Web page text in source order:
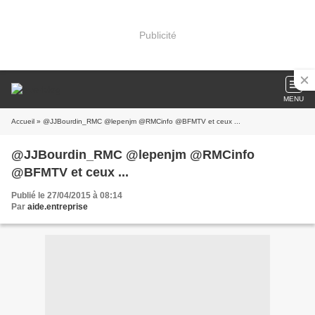
Publicité
MENU
Accueil » @JJBourdin_RMC @lepenjm @RMCinfo @BFMTV et ceux ...
@JJBourdin_RMC @lepenjm @RMCinfo
@BFMTV et ceux ...
Publié le 27/04/2015 à 08:14
Par aide.entreprise